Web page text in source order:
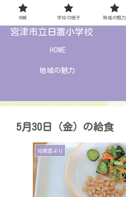
宮津市立日置小学校
HOME
地域の魅力
5月30日（金）の給食
給食室より
HOME 学校の様子 地域の魅力